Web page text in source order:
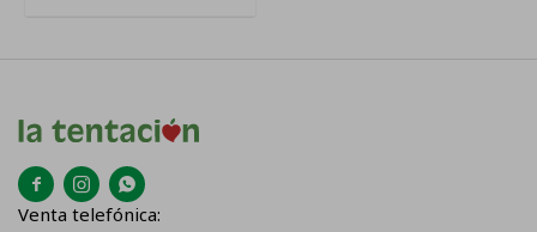
  
Venta telefónica: